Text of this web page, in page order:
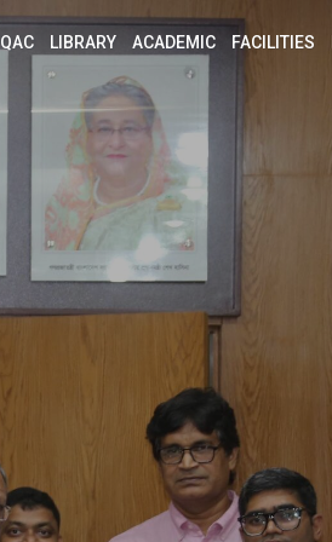
IQAC LIBRARY ACADEMIC FACILITIES